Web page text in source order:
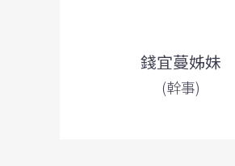
錢宜蔓姊妹
(幹事)